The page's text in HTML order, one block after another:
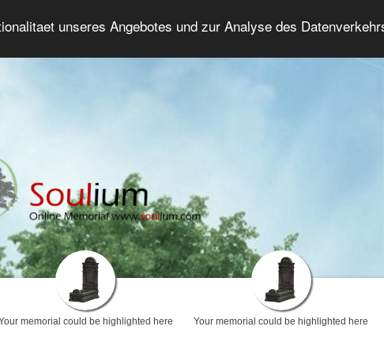
unseres Angebotes und zur Analyse des
Grief Forum Advanced Search Login/Register
memorial could be highlighted here Your memorial could be highlighted here